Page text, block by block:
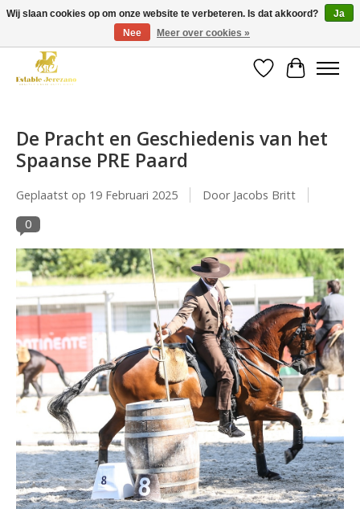
Gratis verzending vanaf €49 op een groot deel van ons assortiment
Verlanglijst
De Pracht en Geschiedenis van het
Spaanse PRE Paard
Geplaatst op 19 Februari 2025
Door Jacobs Britt
0
Wij slaan cookies op om onze website te verbeteren. Is dat akkoord?
Ja
Nee
Meer over cookies »